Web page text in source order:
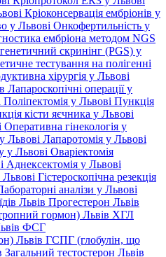
Кріоконсервація ембріонів у
у Львові Онкофертильність у
ембріона методом NGS
скринінг (PGS) у
тестування на полігенні
хірургія у Львові
Лапароскопічні операції у
Поліпектомія у Львові Пункція
кісти яєчника у Львові
Оперативна гінекологія у
Львові Лапаротомія у Львові
у Львові Оваріектомія
Аднексектомія у Львові
Гістероскопічна резекція
аналізи у Львові
Львів Прогестерон Львів
гормон) Львів ХГЛ
ФСГ
Львів ГСПГ (глобулін, що
Загальний тестостерон Львів